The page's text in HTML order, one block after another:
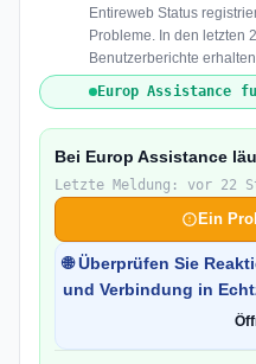
Entireweb Status
Probleme. In den letzten
Benutzerberichte
Europ Assistance
Bei Europ Assistance
Letzte Meldung: vor 22
Ein
🌐 Überprüfen Sie
und Verbindung in